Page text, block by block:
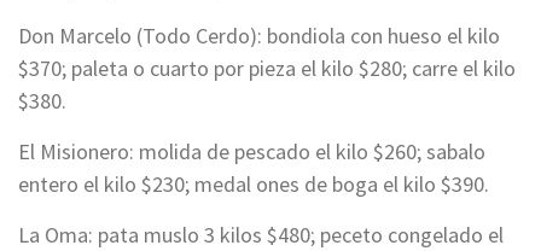
Don Marcelo (Todo Cerdo): bondiola con hueso el kilo
$370; paleta o cuarto por pieza el kilo $280; carre el kilo
$380.
El Misionero: molida de pescado el kilo $260; sabalo
entero el kilo $230; medal ones de boga el kilo $390.
La Oma: pata muslo 3 kilos $480; peceto congelado el